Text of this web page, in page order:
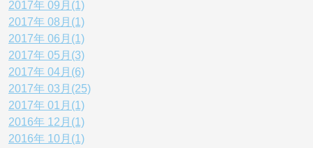
2017年 09月(1)
2017年 08月(1)
2017年 06月(1)
2017年 05月(3)
2017年 04月(6)
2017年 03月(25)
2017年 01月(1)
2016年 12月(1)
2016年 10月(1)